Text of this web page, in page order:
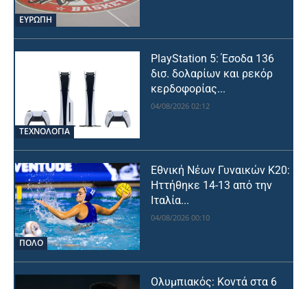
ΕΥΡΩΠΗ
ΤΕΧΝΟΛΟΓΙΑ
PlayStation 5: Έσοδα 136
δισ. δολαρίων και ρεκόρ
κερδοφορίας...
04/08/2026 02:12
ΠΟΛΟ
Εθνική Νέων Γυναικών Κ20:
Ηττήθηκε 14-13 από την
Ιταλία...
04/08/2026 00:10
Ολυμπιακός: Κοντά στα 6